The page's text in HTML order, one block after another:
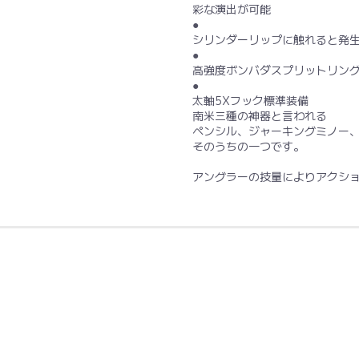
彩な演出が可能
●
シリンダーリップに触れると発
●
高強度ボンバダスプリットリン
●
太軸5Xフック標準装備
南米三種の神器と言われる
ペンシル、ジャーキングミノー
そのうちの一つです。
アングラーの技量によりアクシ